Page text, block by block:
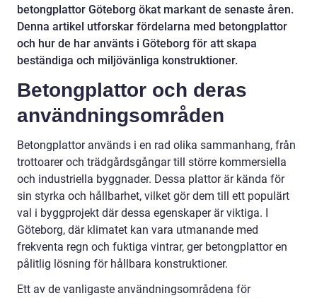
betongplattor Göteborg ökat markant de senaste åren.
Denna artikel utforskar fördelarna med betongplattor
och hur de har använts i Göteborg för att skapa
beständiga och miljövänliga konstruktioner.
Betongplattor och deras
användningsområden
Betongplattor används i en rad olika sammanhang, från
trottoarer och trädgårdsgångar till större kommersiella
och industriella byggnader. Dessa plattor är kända för
sin styrka och hållbarhet, vilket gör dem till ett populärt
val i byggprojekt där dessa egenskaper är viktiga. I
Göteborg, där klimatet kan vara utmanande med
frekventa regn och fuktiga vintrar, ger betongplattor en
pålitlig lösning för hållbara konstruktioner.
Ett av de vanligaste användningsområdena för